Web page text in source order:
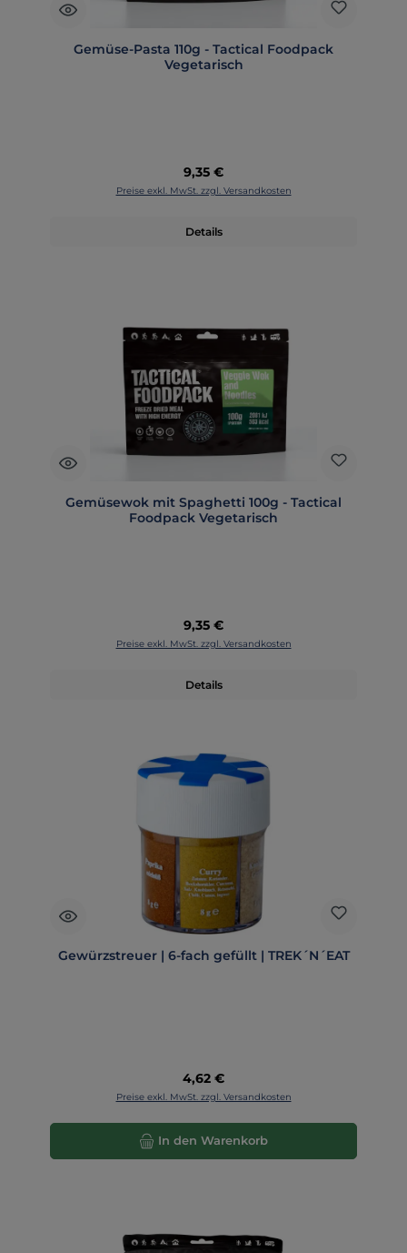
Gemüse-Pasta 110g - Tactical Foodpack
Vegetarisch
Regulärer Preis:
9,35 €
Preise exkl. MwSt. zzgl. Versandkosten
Details
Gemüsewok mit Spaghetti 100g - Tactical
Foodpack Vegetarisch
Regulärer Preis:
9,35 €
Preise exkl. MwSt. zzgl. Versandkosten
Details
Gewürzstreuer | 6-fach gefüllt | TREK´N´EAT
Regulärer Preis:
4,62 €
Preise exkl. MwSt. zzgl. Versandkosten
In den Warenkorb